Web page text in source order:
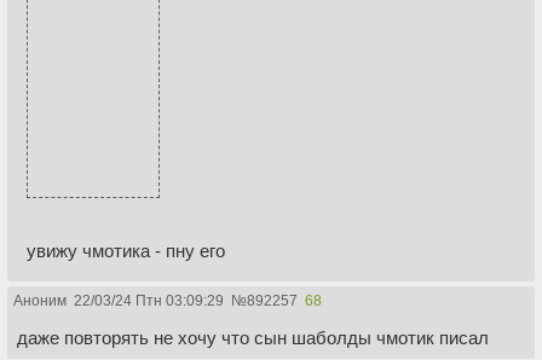
увижу чмотика - пну его
Аноним 22/03/24 Птн 03:09:29 №892257 68
даже повторять не хочу что сын шаболды чмотик писал